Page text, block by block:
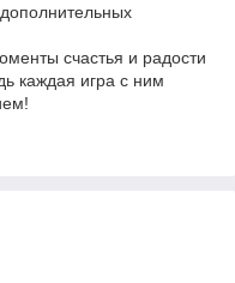
счастья и радости
каждая игра с ним